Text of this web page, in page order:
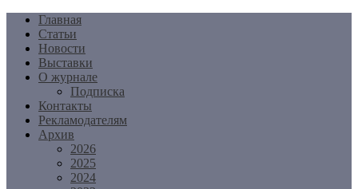
Перейти
содержимому
Главная
Статьи
Новости
Выставки
О журнале
Подписка
Контакты
Рекламодателям
Архив
2026
2025
2024